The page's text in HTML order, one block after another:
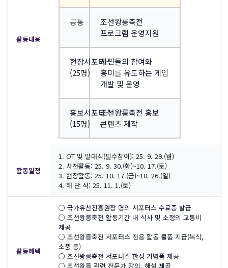
활동내용
공통
조선왕릉축전
프로그램 운영지원
현장서포터스
(25명)
시민들의 참여와
흥미를 유도하는 게임
개발 및 운영
홍보서포터스
(15명)
조선왕릉축전 홍보
콘텐츠 제작
활동일정
1. OT 및 발대식(필수참여): 25. 9. 29.(월)
2. 사전활동: 25. 9. 30.(화)~10. 17.(토)
3. 현장활동: 25. 10. 17.(금)~10. 26.(일)
4. 해 단 식: 25. 11. 1.(토)
활동혜택
○ 국가유산진흥원장 명의 서포터스 수료증 발급
○ 조선왕릉축전 활동기간 내 식사 및 소정의 교통비
제공
○ 조선왕릉축전 서포터스 전용 활동 물품 지급(복식,
소품 등)
○ 조선왕릉축전 서포터스 한정 기념품 제공
○ 조선왕릉 관련 전문가 강의, 해설 제공